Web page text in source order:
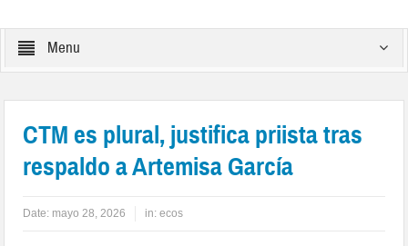
Menu
CTM es plural, justifica priista tras
respaldo a Artemisa García
Date: mayo 28, 2026 in:ecos